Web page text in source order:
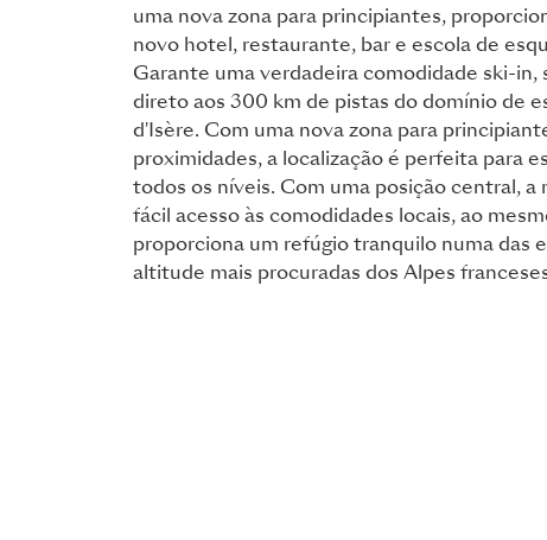
uma nova zona para principiantes,
novo hotel, restaurante, bar e escola de
Garante uma verdadeira comodidade ski-in,
direto aos 300 km de pistas do domínio de
d'Isère. Com uma nova zona para
proximidades, a localização é perfeita para
todos os níveis. Com uma posição central, a
fácil acesso às comodidades locais, ao
proporciona um refúgio tranquilo numa das
altitude mais procuradas dos Alpes